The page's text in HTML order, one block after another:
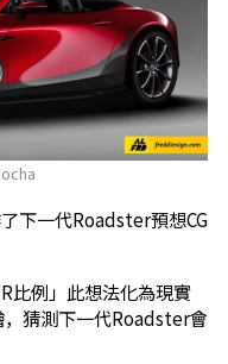
下一代Roadster預想CG
比例」此想法化為現實
猜測下一代Roadster會